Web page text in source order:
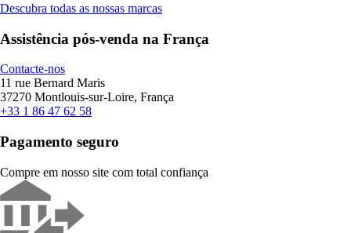
Descubra todas as nossas marcas
Assistência pós-venda na França
Contacte-nos
11 rue Bernard Maris
37270 Montlouis-sur-Loire, França
+33 1 86 47 62 58
Pagamento seguro
Compre em nosso site com total confiança